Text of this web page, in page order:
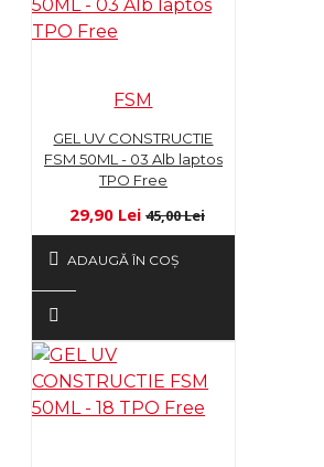
FSM
GEL UV CONSTRUCTIE
FSM 50ML - 03 Alb laptos
TPO Free
29,90 Lei 45,00 Lei
ADAUGĂ ÎN COŞ